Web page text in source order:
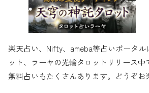
楽天占い、Nifty、ameba等占いポータル
ット、ラーヤの光輪タロットリリース中
無料占いもたくさんあります。どうぞお